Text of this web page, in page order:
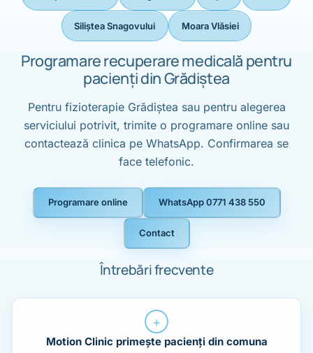
Siliștea Snagovului Moara Vlăsiei
Programare recuperare medicală pentru
pacienți din Grădiștea
Pentru fizioterapie Grădiștea sau pentru alegerea
serviciului potrivit, trimite o programare online sau
contactează clinica pe WhatsApp. Confirmarea se
face telefonic.
Programare online WhatsApp 0771 438 550
Contact
Întrebări frecvente
Motion Clinic primește pacienți din comuna
+